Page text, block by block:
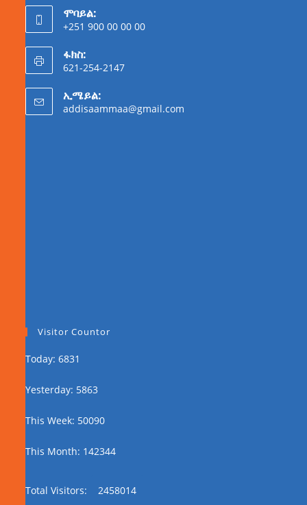
ሞባይል:
+251 900 00 00 00
ፋክስ:
621-254-2147
ኢሜይል:
addisaammaa@gmail.com
Visitor Countor
Today: 6831
Yesterday: 5863
This Week: 50090
This Month: 142344
Total Visitors: 2458014